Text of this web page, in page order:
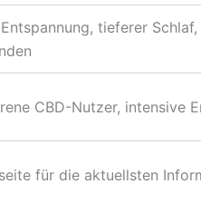
tieferer
CBD-Nutzer, intensive
für die aktuellsten